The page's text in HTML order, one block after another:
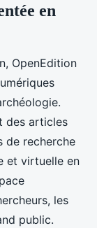
en
OpenEdition
des articles
de recherche
et virtuelle en
les
public.